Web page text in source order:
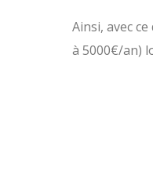
Ainsi, avec
à 5000€/an)